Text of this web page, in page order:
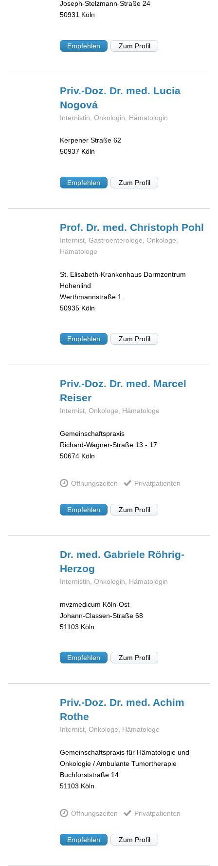
Joseph-Stelzmann-Straße 24
50931 Köln
Empfehlen Zum Profil
Priv.-Doz. Dr. med. Lucia
Nogová
Internistin, Onkologin, Hämatologin
Kerpener Straße 62
50937 Köln
Empfehlen Zum Profil
Prof. Dr. med. Christoph Pohl
Internist, Gastroenterologe, Onkologe,
Hämatologe
St. Elisabeth-Krankenhaus Darmzentrum
Hohenlind
Werthmannstraße 1
50935 Köln
Empfehlen Zum Profil
Priv.-Doz. Dr. med. Marcel
Reiser
Internist, Onkologe, Hämatologe
Gemeinschaftspraxis
Richard-Wagner-Straße 13 - 17
50674 Köln
Öffnungszeiten Privatpatienten
Empfehlen Zum Profil
Dr. med. Gabriele Röhrig-
Herzog
Internistin, Onkologin, Hämatologin
mvzmedicum Köln-Ost
Johann-Classen-Straße 68
51103 Köln
Empfehlen Zum Profil
Priv.-Doz. Dr. med. Achim
Rothe
Internist, Onkologe, Hämatologe
Gemeinschaftspraxis für Hämatologie und
Onkologie / Ambulante Tumortherapie
Buchforststraße 14
51103 Köln
Öffnungszeiten Privatpatienten
Empfehlen Zum Profil